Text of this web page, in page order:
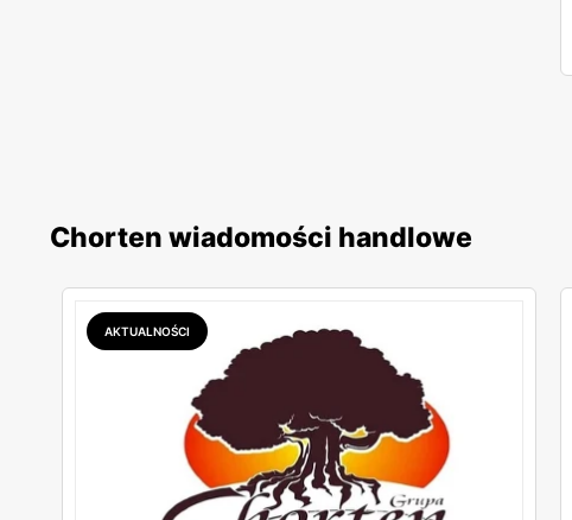
Chorten wiadomości handlowe
AKTUALNOŚCI